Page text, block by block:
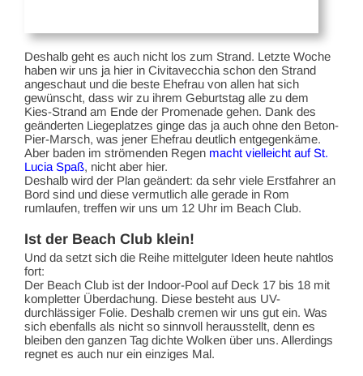
Deshalb geht es auch nicht los zum Strand. Letzte Woche
haben wir uns ja hier in Civitavecchia schon den Strand
angeschaut und die beste Ehefrau von allen hat sich
gewünscht, dass wir zu ihrem Geburtstag alle zu dem
Kies-Strand am Ende der Promenade gehen. Dank des
geänderten Liegeplatzes ginge das ja auch ohne den Beton-
Pier-Marsch, was jener Ehefrau deutlich entgegenkäme.
Aber baden im strömenden Regen macht vielleicht auf St.
Lucia Spaß, nicht aber hier.
Deshalb wird der Plan geändert: da sehr viele Erstfahrer an
Bord sind und diese vermutlich alle gerade in Rom
rumlaufen, treffen wir uns um 12 Uhr im Beach Club.
Ist der Beach Club klein!
Und da setzt sich die Reihe mittelguter Ideen heute nahtlos
fort:
Der Beach Club ist der Indoor-Pool auf Deck 17 bis 18 mit
kompletter Überdachung. Diese besteht aus UV-
durchlässiger Folie. Deshalb cremen wir uns gut ein. Was
sich ebenfalls als nicht so sinnvoll herausstellt, denn es
bleiben den ganzen Tag dichte Wolken über uns. Allerdings
regnet es auch nur ein einziges Mal.